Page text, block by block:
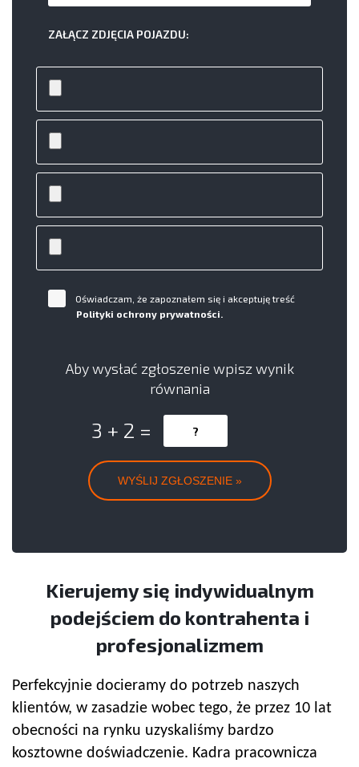
ZAŁĄCZ ZDJĘCIA POJAZDU:
Oświadczam, że zapoznałem się i akceptuję treść
Polityki ochrony prywatności.
Aby wysłać zgłoszenie wpisz wynik
równania
3 + 2 =
Kierujemy się indywidualnym
podejściem do kontrahenta i
profesjonalizmem
Perfekcyjnie docieramy do potrzeb naszych
klientów, w zasadzie wobec tego, że przez 10 lat
obecności na rynku uzyskaliśmy bardzo
kosztowne doświadczenie. Kadra pracownicza